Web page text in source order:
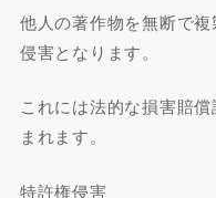
他人の著作物を無断で
侵害となります。
これには法的な損害賠
まれます。
特許権侵害